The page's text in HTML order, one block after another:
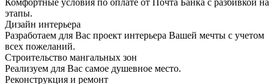
Комфортные условия по оплате от Почта Банка с разбивкой на
этапы.
Дизайн интерьера
Разработаем для Вас проект интерьера Вашей мечты с учетом
всех пожеланий.
Строительство мангальных зон
Реализуем для Вас самое душевное место.
Реконструкция и ремонт